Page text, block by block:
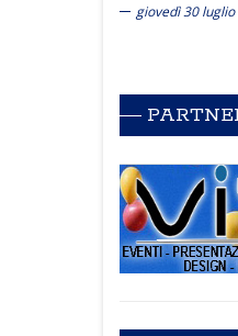
giovedì 30